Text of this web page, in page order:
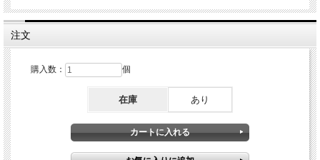
見せますがダンスは鬼気迫るもので、これもとてもスペシャル感があるパフォで
す。ヒストリー・ツアーでも目玉となるYou Are Not Alone、Earth Songのメガ・ヒ
ット・シングルのプレイ、そしてヒストリー、デェンジャラスの二つのツアーでも
比較的に珍しいThe Way You Make Me Feelでの相手が前述のマーヴァですがアレ
合の入ったプレイも含まれ、結果選りすぐりのセットリストですが、未完成なアレ
ンジもあって少し危なっかしい、そんな不思議なライブとなっています。マイケル
のベスト映像の一つには間違いなく上げられるでしょう、とにかく楽しめます。尚
ボーナス映像として92年12月の東京ドーム8公演、全てソールドアウト、のべ36万
人がライブを観たという、とんでもないデェンジャラス・ツアーの来日公演、その
12日、14日、30日の映像を寄せ集めたものです。映像のみで音声がないものもあ
るのですが、それらは19日と31日の音源を使い、また音源だけのものも含んでい
日本語歌詞が字幕で付くHeal The Worldは感涙の名演です。そしてスラッシュが参
注文
購入数： 個
在庫 あり